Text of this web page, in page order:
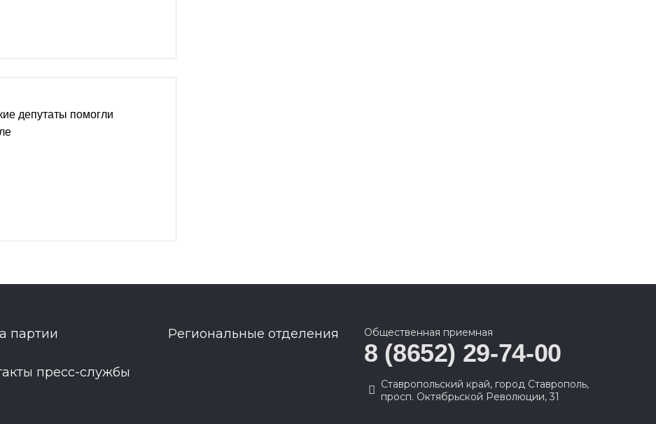
депутаты помогли
партии Региональные отделения
пресс-службы
Общественная приемная
8 (8652) 29-74-00
Ставропольский край, город Ставрополь,
просп. Октябрьской Революции, 31